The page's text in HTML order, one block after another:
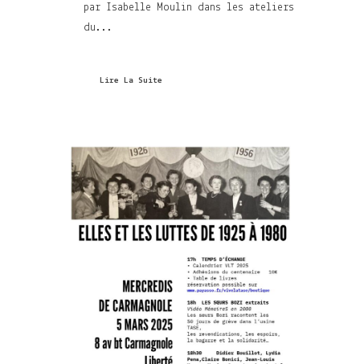
par Isabelle Moulin dans les ateliers
du...
Lire La Suite